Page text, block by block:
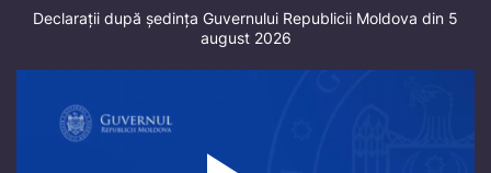
Declarații după ședința Guvernului Republicii Moldova din 5
august 2026